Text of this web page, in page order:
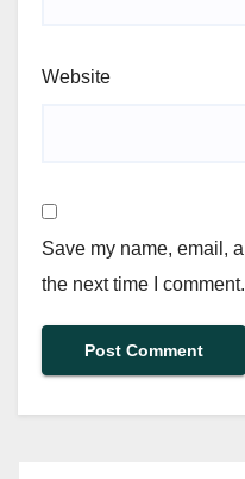
Website
Save my name, email,
the next time I comment.